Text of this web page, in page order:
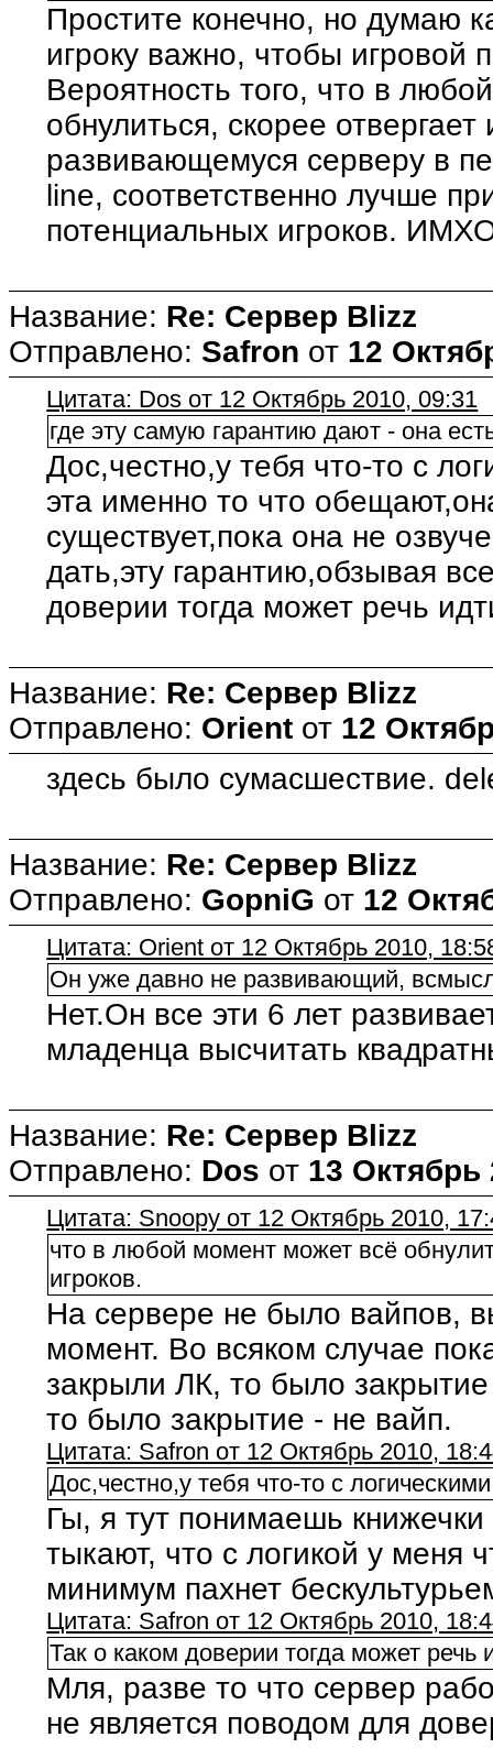
Простите конечно, но думаю
игроку важно, чтобы игровой
Вероятность того, что в
обнулиться, скорее
развивающемуся серверу в
line, соответственно лучше
потенциальных игроков.
Название: Re: Сервер Blizz
Отправлено: Safron от 12
Цитата: Dos от 12 Октябрь 2010, 09:31
где эту самую гарантию дают - она
Дос,честно,у тебя что-то с
эта именно то что
существует,пока она не
дать,эту гарантию,обзывая
доверии тогда может речь
Название: Re: Сервер Blizz
Отправлено: Orient от 12
здесь было сумасшествие.
Название: Re: Сервер Blizz
Отправлено: GopniG от 12
Цитата: Orient от 12 Октябрь 2010,
Он уже давно не развивающий,
Нет.Он все эти 6 лет
младенца высчитать
Название: Re: Сервер Blizz
Отправлено: Dos от 13 Октябрь
Цитата: Snoopy от 12 Октябрь 2010,
что в любой момент может всё
игроков.
На сервере не было вайпов,
момент. Во всяком случае
закрыли ЛК, то было
то было закрытие - не вайп.
Цитата: Safron от 12 Октябрь 2010,
Дос,честно,у тебя что-то с
Гы, я тут понимаешь
тыкают, что с логикой у меня
минимум пахнет
Цитата: Safron от 12 Октябрь 2010,
Так о каком доверии тогда может речь
Мля, разве то что сервер
не является поводом для